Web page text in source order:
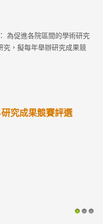
為促進各院區間的學術研究
究，擬每年舉辦研究成果競
究成果競賽評選